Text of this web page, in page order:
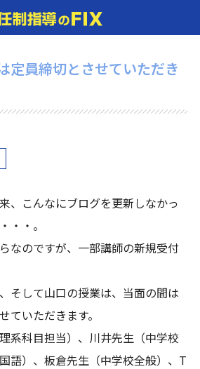
定員締切とさせていただき
、こんなにブログを更新しなかっ
・・。
なのですが、一部講師の新規受付
そして山口の授業は、当面の間は
ていただきます。
系科目担当）、川井先生（中学校
語）、板倉先生（中学校全般）、T